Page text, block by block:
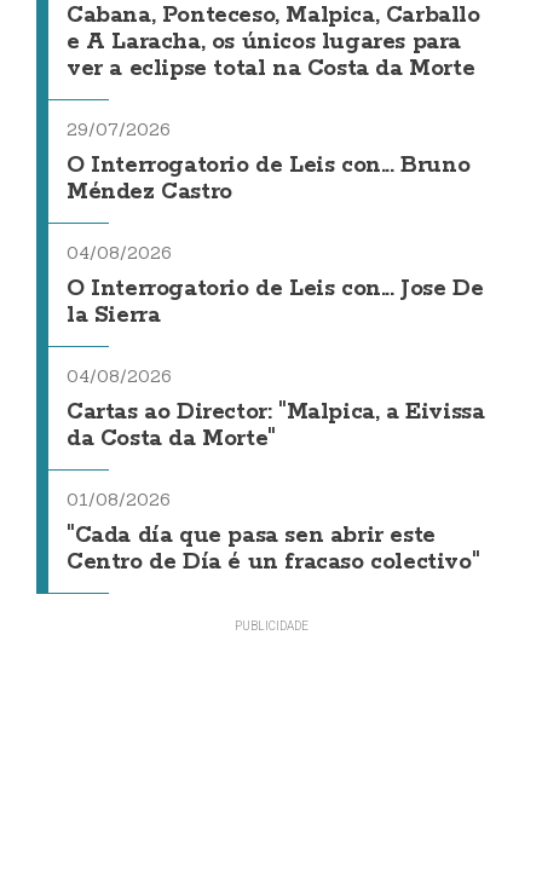
Cabana, Ponteceso, Malpica, Carballo
e A Laracha, os únicos lugares para
ver a eclipse total na Costa da Morte
29/07/2026
O Interrogatorio de Leis con... Bruno
Méndez Castro
04/08/2026
O Interrogatorio de Leis con... Jose De
la Sierra
04/08/2026
Cartas ao Director: "Malpica, a Eivissa
da Costa da Morte"
01/08/2026
"Cada día que pasa sen abrir este
Centro de Día é un fracaso colectivo"